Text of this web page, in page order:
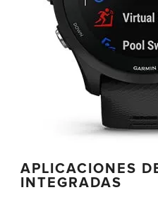
APLICACIONES
INTEGRADAS